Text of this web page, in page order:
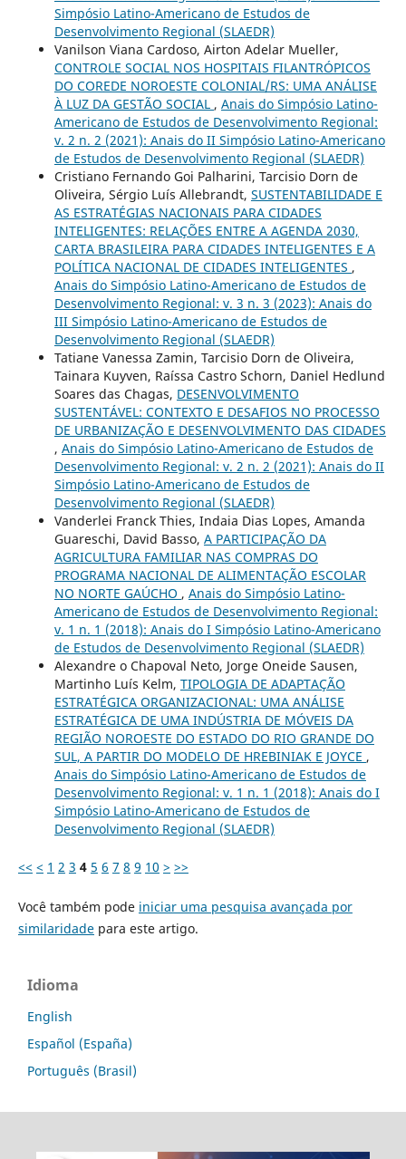
Simpósio Latino-Americano de Estudos de
Desenvolvimento Regional (SLAEDR)
Vanilson Viana Cardoso, Airton Adelar Mueller,
CONTROLE SOCIAL NOS HOSPITAIS FILANTRÓPICOS
DO COREDE NOROESTE COLONIAL/RS: UMA ANÁLISE
À LUZ DA GESTÃO SOCIAL , Anais do Simpósio Latino-
Americano de Estudos de Desenvolvimento Regional:
v. 2 n. 2 (2021): Anais do II Simpósio Latino-Americano
de Estudos de Desenvolvimento Regional (SLAEDR)
Cristiano Fernando Goi Palharini, Tarcisio Dorn de
Oliveira, Sérgio Luís Allebrandt, SUSTENTABILIDADE E
AS ESTRATÉGIAS NACIONAIS PARA CIDADES
INTELIGENTES: RELAÇÕES ENTRE A AGENDA 2030,
CARTA BRASILEIRA PARA CIDADES INTELIGENTES E A
POLÍTICA NACIONAL DE CIDADES INTELIGENTES ,
Anais do Simpósio Latino-Americano de Estudos de
Desenvolvimento Regional: v. 3 n. 3 (2023): Anais do
III Simpósio Latino-Americano de Estudos de
Desenvolvimento Regional (SLAEDR)
Tatiane Vanessa Zamin, Tarcisio Dorn de Oliveira,
Tainara Kuyven, Raíssa Castro Schorn, Daniel Hedlund
Soares das Chagas, DESENVOLVIMENTO
SUSTENTÁVEL: CONTEXTO E DESAFIOS NO PROCESSO
DE URBANIZAÇÃO E DESENVOLVIMENTO DAS CIDADES
, Anais do Simpósio Latino-Americano de Estudos de
Desenvolvimento Regional: v. 2 n. 2 (2021): Anais do II
Simpósio Latino-Americano de Estudos de
Desenvolvimento Regional (SLAEDR)
Vanderlei Franck Thies, Indaia Dias Lopes, Amanda
Guareschi, David Basso, A PARTICIPAÇÃO DA
AGRICULTURA FAMILIAR NAS COMPRAS DO
PROGRAMA NACIONAL DE ALIMENTAÇÃO ESCOLAR
NO NORTE GAÚCHO , Anais do Simpósio Latino-
Americano de Estudos de Desenvolvimento Regional:
v. 1 n. 1 (2018): Anais do I Simpósio Latino-Americano
de Estudos de Desenvolvimento Regional (SLAEDR)
Alexandre o Chapoval Neto, Jorge Oneide Sausen,
Martinho Luís Kelm, TIPOLOGIA DE ADAPTAÇÃO
ESTRATÉGICA ORGANIZACIONAL: UMA ANÁLISE
ESTRATÉGICA DE UMA INDÚSTRIA DE MÓVEIS DA
REGIÃO NOROESTE DO ESTADO DO RIO GRANDE DO
SUL, A PARTIR DO MODELO DE HREBINIAK E JOYCE ,
Anais do Simpósio Latino-Americano de Estudos de
Desenvolvimento Regional: v. 1 n. 1 (2018): Anais do I
Simpósio Latino-Americano de Estudos de
Desenvolvimento Regional (SLAEDR)
<< < 1 2 3 4 5 6 7 8 9 10 > >>
Você também pode iniciar uma pesquisa avançada por
similaridadepara este artigo.
Idioma
English
Español (España)
Português (Brasil)